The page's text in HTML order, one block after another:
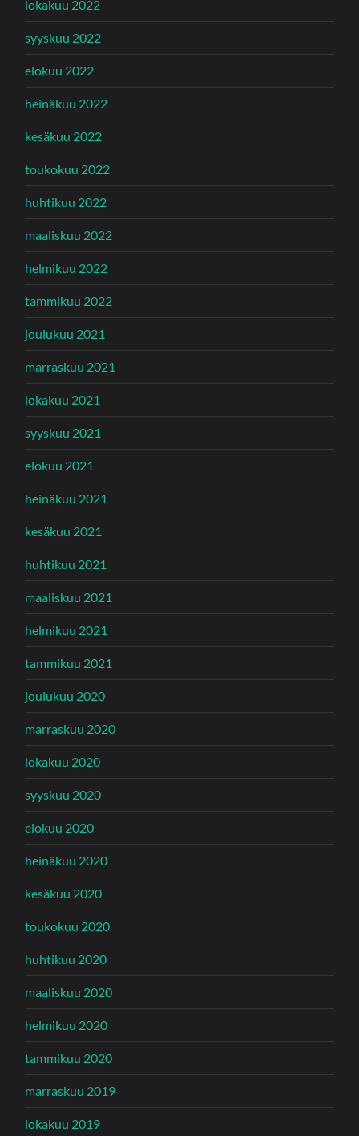
lokakuu 2022
syyskuu 2022
elokuu 2022
heinäkuu 2022
kesäkuu 2022
toukokuu 2022
huhtikuu 2022
maaliskuu 2022
helmikuu 2022
tammikuu 2022
joulukuu 2021
marraskuu 2021
lokakuu 2021
syyskuu 2021
elokuu 2021
heinäkuu 2021
kesäkuu 2021
huhtikuu 2021
maaliskuu 2021
helmikuu 2021
tammikuu 2021
joulukuu 2020
marraskuu 2020
lokakuu 2020
syyskuu 2020
elokuu 2020
heinäkuu 2020
kesäkuu 2020
toukokuu 2020
huhtikuu 2020
maaliskuu 2020
helmikuu 2020
tammikuu 2020
marraskuu 2019
lokakuu 2019